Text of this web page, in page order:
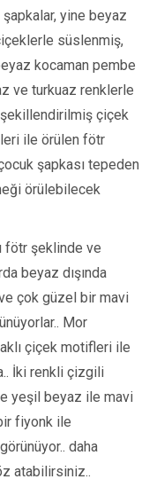
yine beyaz
süslenmiş,
kocaman pembe
ve turkuaz renklerle
çiçek
ile örülen fötr
şapkası tepeden
örülebilecek
fötr şeklinde ve
beyaz dışında
çok güzel bir mavi
Mor
çiçek motifleri ile
İki renkli çizgili
yeşil beyaz ile mavi
fiyonk ile
daha
atabilirsiniz..